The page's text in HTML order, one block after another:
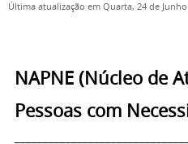
Última atualização em Quarta, 24 de
NAPNE (Núcleo de
Pessoas com